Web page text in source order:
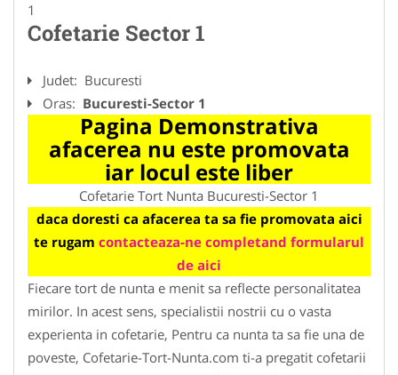
1
Cofetarie Sector 1
Judet: Bucuresti
Oras: Bucuresti-Sector 1
Pagina Demonstrativa
afacerea nu este promovata
iar locul este liber
Cofetarie Tort Nunta Bucuresti-Sector 1
daca doresti ca afacerea ta sa fie promovata aici
te rugam contacteaza-ne completand formularul
de aici
Fiecare tort de nunta e menit sa reflecte personalitatea
mirilor. In acest sens, specialistii nostrii cu o vasta
experienta in cofetarie, Pentru ca nunta ta sa fie una de
poveste, Cofetarie-Tort-Nunta.com ti-a pregatit cofetarii